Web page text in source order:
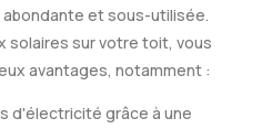
et sous-utilisée.
solaires sur votre toit, vous
avantages, notamment :
d'électricité grâce à une